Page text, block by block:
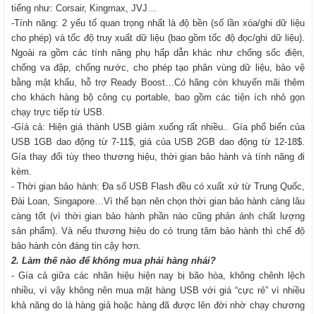
tiếng như: Corsair, Kingmax, JVJ…
-Tính năng: 2 yếu tố quan trọng nhất là độ bền (số lần xóa/ghi dữ liệu
cho phép) và tốc độ truy xuất dữ liệu (bao gồm tốc độ đọc/ghi dữ liệu).
Ngoài ra gồm các tính năng phụ hấp dẫn khác như chống sốc điện,
chống va đập, chống nước, cho phép tạo phân vùng dữ liệu, bảo vệ
bằng mật khẩu, hỗ trợ Ready Boost…Có hãng còn khuyến mãi thêm
cho khách hàng bộ công cụ portable, bao gồm các tiện ích nhỏ gọn
chạy trực tiếp từ USB.
-Gíá cả: Hiện giá thành USB giảm xuống rất nhiều.. Gía phổ biến của
USB 1GB dao động từ 7-11$, giá của USB 2GB dao động từ 12-18$.
Gía thay đổi tùy theo thương hiệu, thời gian bảo hành và tính năng đi
kèm.
- Thời gian bảo hành: Đa số USB Flash đều có xuất xứ từ Trung Quốc,
Đài Loan, Singapore…Vì thế bạn nên chọn thời gian bảo hành càng lâu
càng tốt (vì thời gian bảo hành phần nào cũng phản ánh chất lượng
sản phẩm). Và nếu thương hiệu do có trung tâm bảo hành thì chế độ
bảo hành còn đáng tin cậy hơn.
2. Làm thế nào để không mua phải hàng nhái?
- Gía cả giữa các nhãn hiệu hiện nay bị bão hòa, không chênh lệch
nhiều, vì vậy không nên mua mặt hàng USB với giá “cực rẻ” vì nhiều
khả năng do là hàng giả hoặc hàng đã được lên đời nhờ chạy chương